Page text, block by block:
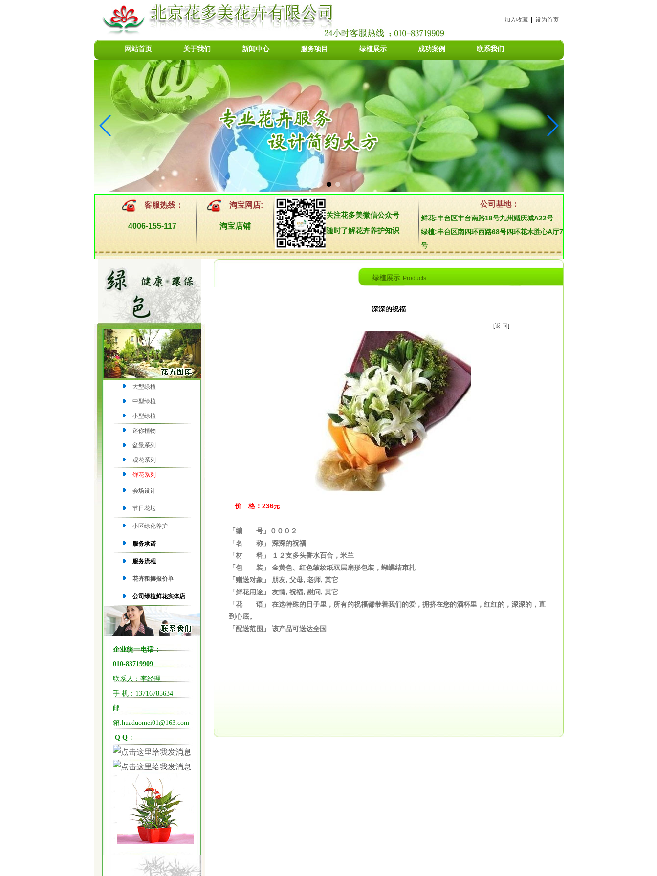
加入收藏 设为首页
网站首页 关于我们 新闻中心 服务项目 绿植展示 成功案例 联系我们
客服热线：
4006-155-117
淘宝网店:
淘宝店铺
关注花多美微信公众号
随时了解花卉养护知识
公司基地：
鲜花:丰台区丰台南路18号九州婚庆城A22号
绿植:丰台区南四环西路68号四环花木胜心A厅7
号
大型绿植
中型绿植
小型绿植
迷你植物
盆景系列
观花系列
鲜花系列
会场设计
节日花坛
小区绿化养护
服务承诺
服务流程
花卉租摆报价单
公司绿植鲜花实体店
企业统一电话：
010-83719909
联系人：李经理
手 机： 13716785634
邮
箱:huaduomei01@163.com
Q Q：
绿植展示 Products
深深的祝福
[返 回]
价 格：236元
「编 号」０００２
「名 称」 深深的祝福
「材 料」 １２支多头香水百合，米兰
「包 装」 金黄色、红色皱纹纸双层扇形包装，蝴蝶结束扎
「赠送对象」 朋友, 父母, 老师, 其它
「鲜花用途」 友情, 祝福, 慰问, 其它
「花 语」 在这特殊的日子里，所有的祝福都带着我们的爱，拥挤在您的酒杯里，红红的，深深的，直
到心底。
「配送范围」 该产品可送达全国